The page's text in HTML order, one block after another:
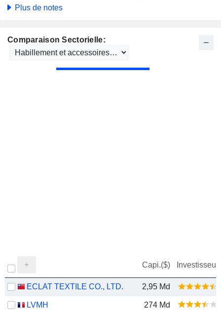
Plus de notes
Comparaison Sectorielle:
Capi.($) Investisseur
ECLAT TEXTILE CO., LTD. 2,95 Md
LVMH
274 Md